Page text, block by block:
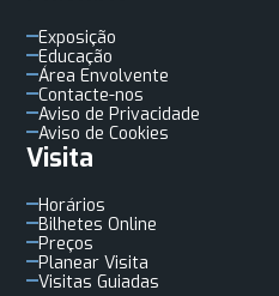
Exposição
Educação
Área Envolvente
Contacte-nos
Aviso de Privacidade
Aviso de Cookies
Visita
Horários
Bilhetes Online
Preços
Planear Visita
Visitas Guiadas